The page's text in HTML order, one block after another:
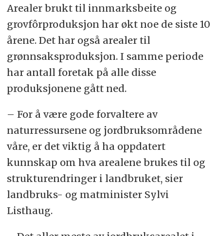
Arealer brukt til innmarksbeite og
grovfôrproduksjon har økt noe de siste 10
årene. Det har også arealer til
grønnsaksproduksjon. I samme periode
har antall foretak på alle disse
produksjonene gått ned.
– For å være gode forvaltere av
naturressursene og jordbruksområdene
våre, er det viktig å ha oppdatert
kunnskap om hva arealene brukes til og
strukturendringer i landbruket, sier
landbruks- og matminister Sylvi
Listhaug.